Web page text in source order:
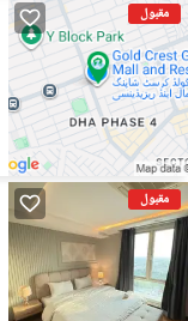
مقبول
مقبول